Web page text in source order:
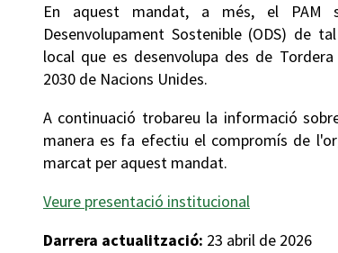
En aquest mandat, a més, el PAM
Desenvolupament Sostenible (ODS) de
local que es desenvolupa des de
2030 de Nacions Unides.
A continuació trobareu la informació
manera es fa efectiu el compromís de
marcat per aquest mandat.
Veure presentació institucional
Darrera actualització: 23 abril de 2026